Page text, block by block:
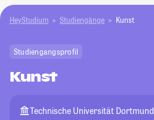
HeyStudium Studiengänge Kunst
Studiengangsprofil
Kunst
Technische Universität Dortmund